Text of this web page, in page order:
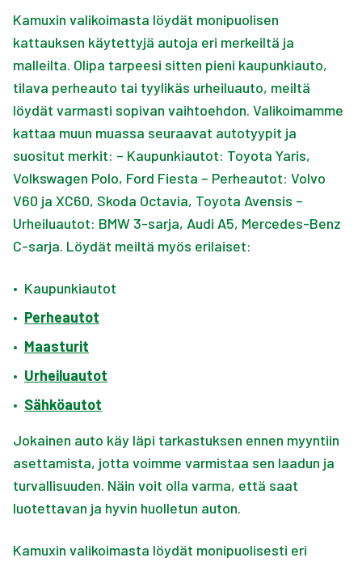
Kamuxin valikoimasta löydät monipuolisen
kattauksen käytettyjä autoja eri merkeiltä ja
malleilta. Olipa tarpeesi sitten pieni kaupunkiauto,
tilava perheauto tai tyylikäs urheiluauto, meiltä
löydät varmasti sopivan vaihtoehdon. Valikoimamme
kattaa muun muassa seuraavat autotyypit ja
suositut merkit: – Kaupunkiautot: Toyota Yaris,
Volkswagen Polo, Ford Fiesta – Perheautot: Volvo
V60 ja XC60, Skoda Octavia, Toyota Avensis –
Urheiluautot: BMW 3-sarja, Audi A5, Mercedes-Benz
C-sarja. Löydät meiltä myös erilaiset:
• Kaupunkiautot
• Perheautot
• Maasturit
• Urheiluautot
• Sähköautot
Jokainen auto käy läpi tarkastuksen ennen myyntiin
asettamista, jotta voimme varmistaa sen laadun ja
turvallisuuden. Näin voit olla varma, että saat
luotettavan ja hyvin huolletun auton.
Kamuxin valikoimasta löydät monipuolisesti eri